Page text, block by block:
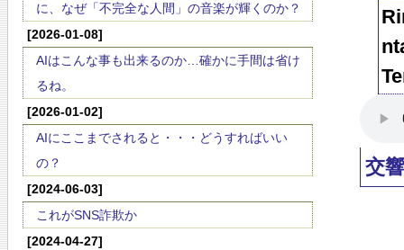
に、なぜ「不完全な人間」の音楽が輝くのか？
[2026-01-08]
AIはこんな事も出来るのか…確かに手間は省け
るね。
[2026-01-02]
AIにここまでされると・・・どうすればいい
の？
[2024-06-03]
これがSNS詐欺か
[2024-04-27]
交